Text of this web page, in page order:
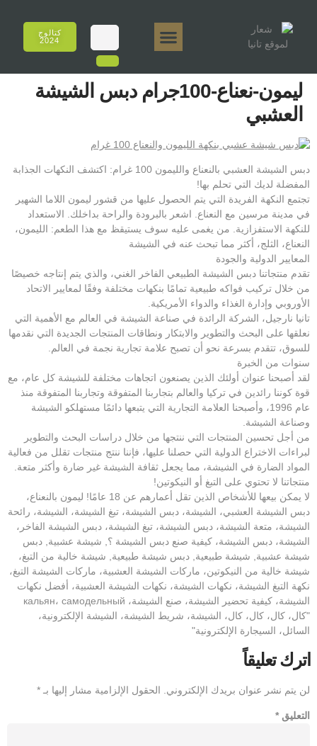
كتالوج
2024
ليمون-نعناع-100جرام دبس الشيشة
العشبي
دبس الشيشة العشبي بالنعناع والليمون 100 غرام: اكتشف النكهات الجذابة
المفضلة لديك التي تحلم بها!
تجتمع النكهة الفريدة التي يتم الحصول عليها من قشور ليمون اللاما الشهير
في مدينة مرسين مع النعناع. اشعر بالبرودة والراحة بداخلك. الاستعداد
للنكهة الاستفزازية. من يغمى عليه سوف يستيقظ مع هذا الطعم: الليمون،
النعناع، الثلج، أكثر مما تبحث عنه في الشيشة
المعايير الدولية والجودة
تقدم منتجاتنا دبس الشيشة الطبيعي الفاخر الغني، والذي يتم إنتاجه خصيصًا
من خلال تركيب فواكه طبيعية تمامًا بنكهات مختلفة وفقًا لمعايير الاتحاد
الأوروبي وإدارة الغذاء والدواء الأمريكية.
تانيا نارجيل، الشركة الرائدة في صناعة الشيشة في العالم مع الأهمية التي
نعلقها على البحث والتطوير والابتكار ونطاقات المنتجات الجديدة التي نقدمها
للسوق، تتقدم بسرعة نحو أن تصبح علامة تجارية نجمة في العالم.
سنوات من الخبرة
لقد أصبحنا عنوان أولئك الذين يصنعون اتجاهات مختلفة للشيشة كل عام، مع
قوة كوننا رائدين في تركيا والعالم بتجاربنا المتفوقة وتجاربنا المتفوقة منذ
عام 1996، وأصبحنا العلامة التجارية التي يتبعها دائمًا مستهلكو الشيشة
وصناعة الشيشة.
من أجل تحسين المنتجات التي ننتجها من خلال دراسات البحث والتطوير
لبراءات الاختراع الدولية التي حصلنا عليها، فإننا ننتج منتجات تقلل من فعالية
المواد الضارة في الشيشة، مما يجعل ثقافة الشيشة غير ضارة وأكثر متعة.
منتجاتنا لا تحتوي على التبغ أو النيكوتين!
لا يمكن بيعها للأشخاص الذين تقل أعمارهم عن 18 عامًا! ليمون بالنعناع،
دبس الشيشة العشبي، الشيشة، دبس الشيشة، تبغ الشيشة، الشيشة، رائحة
الشيشة، متعة الشيشة، دبس الشيشة، تبغ الشيشة، دبس الشيشة الفاخر،
الشيشة، دبس الشيشة، كيفية صنع دبس الشيشة ؟, شيشة عشبية, دبس
شيشة عشبية, شيشة طبيعية, دبس شيشة طبيعية, شيشة خالية من التبغ،
شيشة خالية من النيكوتين، ماركات الشيشة العشبية، ماركات الشيشة التبغ،
نكهة التبغ الشيشة، نكهات الشيشة، نكهات الشيشة العشبية، أفضل نكهات
الشيشة، كيفية تحضير الشيشة، صنع الشيشة، кальян، самодельный
"كال، كال، كال، كال، الشيشة، شريط الشيشة، الشيشة الإلكترونية،
السائل، السيجارة الإلكترونية"
اترك تعليقاً
لن يتم نشر عنوان بريدك الإلكتروني. الحقول الإلزامية مشار إليها بـ *
التعليق *